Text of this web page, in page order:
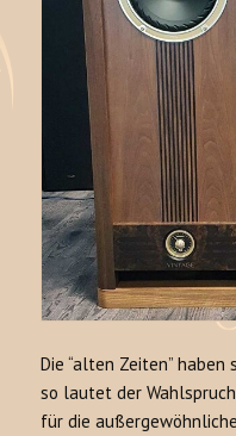
Die “alten Zeiten”
so lautet der
für die